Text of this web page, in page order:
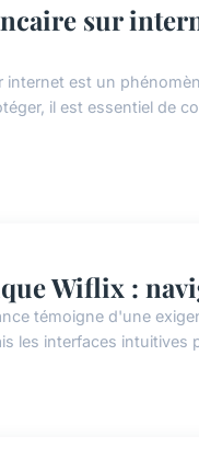
sur
internet est un
il est essentiel de
Wiflix :
témoigne d'une
les interfaces intuitives